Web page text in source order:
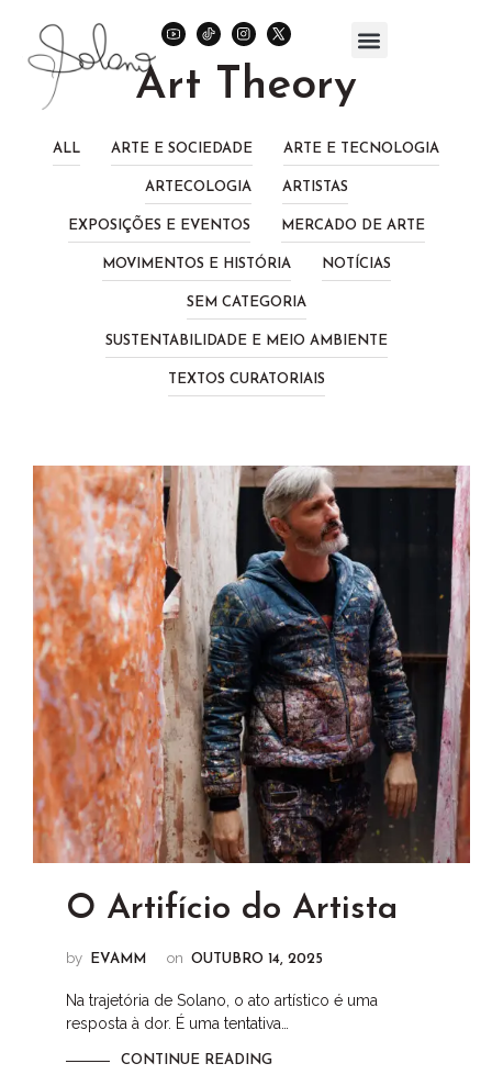
Art Theory
ALL ARTE E SOCIEDADE ARTE E TECNOLOGIA
ARTECOLOGIA ARTISTAS
EXPOSIÇÕES E EVENTOS MERCADO DE ARTE
MOVIMENTOS E HISTÓRIA NOTÍCIAS
SEM CATEGORIA
SUSTENTABILIDADE E MEIO AMBIENTE
TEXTOS CURATORIAIS
O Artifício do Artista
by EVAMM on OUTUBRO 14, 2025
Na trajetória de Solano, o ato artístico é uma
resposta à dor. É uma tentativa…
CONTINUE READING